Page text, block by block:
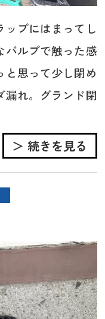
プにはまってし
バルブで触った感
と思って少し閉め
漏れ。グランド閉
＞ 続きを見る